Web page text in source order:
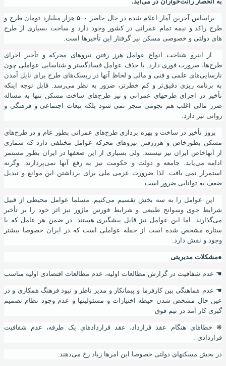
براساس آخرین آمار اعلام شده در حال حاضر ۵۰۰ هزار میلیارد تومان طرح و
طرح راکد و نیمه تمام عمرانی در کشور وجود دارد و ساخت بسیاری از طرح
های دولتی و خصوصی مسکن نیز گرفتار این تأخیرها است.
از اینرو شناخت انواع عوامل هرز رفتن نیروهای محرکه و تأخیر اجرای
طرح‌ها، ضرورت فوری دارد. با حذف عوامل فساد‌گستر و شناسایی عواملی چون
نارسایی‌های علمی و فنی و مالی و لحاظ آنها در ریسک‌های طرح برای نایل آمدن
به برنامه ریزی دقیق‌تر و کم خطرتر ، ضرور به نظر می‌رسد. قابل توجه اینکه
تأخیر در اجرای طرحهای عمرانی و نیز طرح‌های ساخت مسکن تنها به مساله
ضرر مالی اغلب هم نجومی منجر نمی شود بلکه تبعات اجتماعی و فرهنگی و
روانی نیز دارد.
بروز تأخیر در ساخت و بهره برداری طرح‌های عمرانی بطور عام و در طرح‌های
مسکن بطورخاص و هرزرفتن نیروهای محرکه عوامل مختلفی دارد که شماری
از
نهاخاص ایران نیز نیستند. ولی بسیاری از این ضعفها در ایران بطور مستمر
ادامه می‌یابد. جامعه و دولت و حکومت نیز به رفع آنها نمی‌پردازند. وگرنه
استمرار نمی یافت. لذا ضرورت عزمی ملی برای برداشتن این موانع و تبدیل
ضعف به توانایی ضرور است.
این عوامل را به سه بخش تقسیم می‌کنیم. مسلما عوامل محیطی از قبیل
شرایط جوی وسوانح طبیعی و شرایط فورس ماژور نیز اثر خود را بر تأخیر
می‌گذارند. اما این عوامل نیز قابل پیشگیری هستند. در ضمن هر عامل که با
ستاره مشخص شده است از جمله عواملی است که در ایران خصوصا بیشتر
وجود و نقش دارد.
●مشکلات مدیریتی
☚ عدم شفافیت در گزارش مطالعات اولیه، عدم مطالعات اقتصادی اولیه مناسب
☚ عدم هماهنگی بین کارفرما و پیمانکار و مدیر ناظر و نبود فرهنگ همکاری و در
عین حال مشخص شدن حیطه اختیارات و مسئولیتها و عدم وجود نظام تصمیم
گیری کار آمد در تیم فوق
❋ خطاهای هنگام عقد قرارداد، عقد قراردادهای یک طرفه، عدم شفافیت
قراردادی .
در بخش مسکنهای دولتی خصوصا این امرها زیاد رخ می‌دهند :